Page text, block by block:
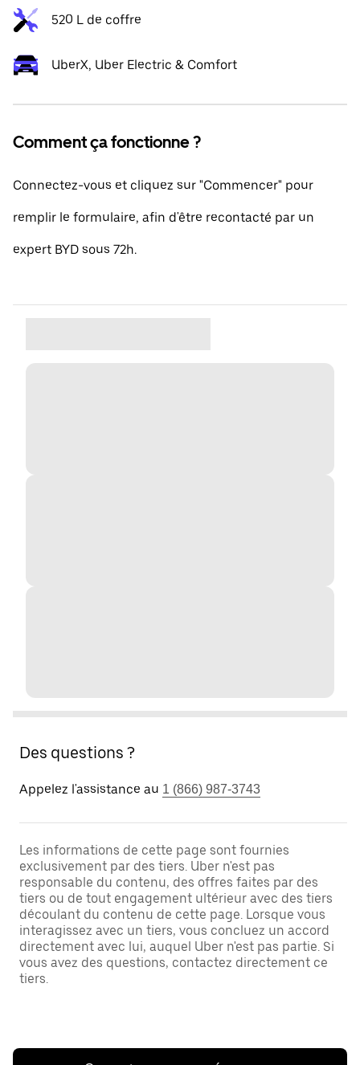
520 L de coffre
UberX, Uber Electric & Comfort
Comment ça fonctionne ?
Connectez-vous et cliquez sur "Commencer" pour
remplir le formulaire, afin d'être recontacté par un
expert BYD sous 72h.
Des questions ?
Appelez l'assistance au 1 (866) 987-3743
Les informations de cette page sont fournies
exclusivement par des tiers. Uber n'est pas
responsable du contenu, des offres faites par des
tiers ou de tout engagement ultérieur avec des tiers
découlant du contenu de cette page. Lorsque vous
interagissez avec un tiers, vous concluez un accord
directement avec lui, auquel Uber n'est pas partie. Si
vous avez des questions, contactez directement ce
tiers.